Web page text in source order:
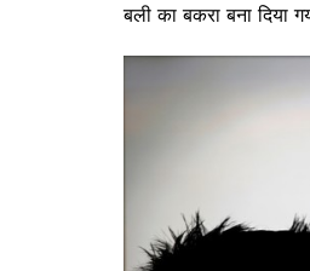
बली का बकरा बना दिया